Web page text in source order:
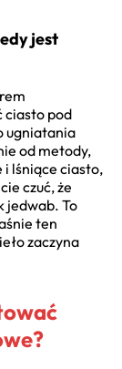
jest
ciasto pod
ugniatania
od metody,
i lśniące ciasto,
czuć, że
jedwab. To
ten
zaczyna